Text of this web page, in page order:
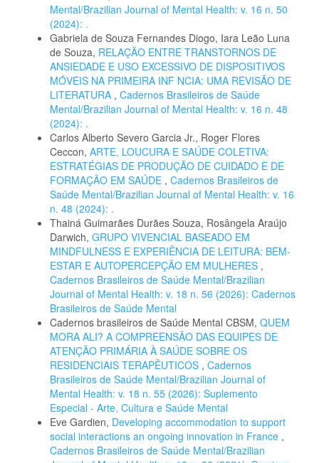
Mental/Brazilian Journal of Mental Health: v. 16 n. 50
(2024): .
Gabriela de Souza Fernandes Diogo, Iara Leão Luna
de Souza, RELAÇÃO ENTRE TRANSTORNOS DE
ANSIEDADE E USO EXCESSIVO DE DISPOSITIVOS
MÓVEIS NA PRIMEIRA INF NCIA: UMA REVISÃO DE
LITERATURA , Cadernos Brasileiros de Saúde
Mental/Brazilian Journal of Mental Health: v. 16 n. 48
(2024): .
Carlos Alberto Severo Garcia Jr., Roger Flores
Ceccon, ARTE, LOUCURA E SAÚDE COLETIVA:
ESTRATÉGIAS DE PRODUÇÃO DE CUIDADO E DE
FORMAÇÃO EM SAÚDE , Cadernos Brasileiros de
Saúde Mental/Brazilian Journal of Mental Health: v. 16
n. 48 (2024): .
Thainá Guimarães Durães Souza, Rosângela Araújo
Darwich, GRUPO VIVENCIAL BASEADO EM
MINDFULNESS E EXPERIÊNCIA DE LEITURA: BEM-
ESTAR E AUTOPERCEPÇÃO EM MULHERES ,
Cadernos Brasileiros de Saúde Mental/Brazilian
Journal of Mental Health: v. 18 n. 56 (2026): Cadernos
Brasileiros de Saúde Mental
Cadernos brasileiros de Saúde Mental CBSM, QUEM
MORA ALI? A COMPREENSÃO DAS EQUIPES DE
ATENÇÃO PRIMÁRIA À SAÚDE SOBRE OS
RESIDENCIAIS TERAPÊUTICOS , Cadernos
Brasileiros de Saúde Mental/Brazilian Journal of
Mental Health: v. 18 n. 55 (2026): Suplemento
Especial - Arte, Cultura e Saúde Mental
Eve Gardien, Developing accommodation to support
social interactions an ongoing innovation in France ,
Cadernos Brasileiros de Saúde Mental/Brazilian